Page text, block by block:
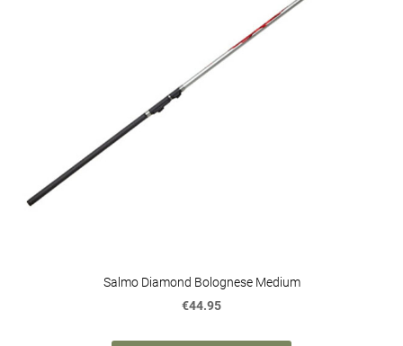
Salmo Diamond Bolognese Medium
€44.95